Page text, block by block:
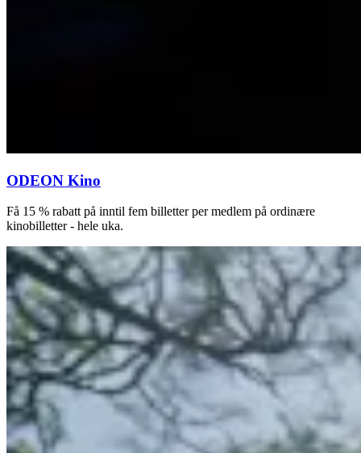
ODEON Kino
Få 15 % rabatt på inntil fem billetter per medlem på ordinære
kinobilletter - hele uka.